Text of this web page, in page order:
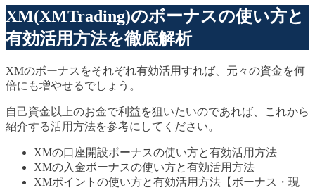
XM(XMTrading)のボーナスの使い方と
有効活用方法を徹底解析
XMのボーナスをそれぞれ有効活用すれば、元々の資金を何
倍にも増やせるでしょう。
自己資金以上のお金で利益を狙いたいのであれば、これから
紹介する活用方法を参考にしてください。
XMの口座開設ボーナスの使い方と有効活用方法
XMの入金ボーナスの使い方と有効活用方法
XMポイントの使い方と有効活用方法【ボーナス・現